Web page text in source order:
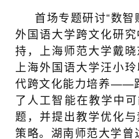
首场专题研讨“数
外国语大学跨文化研
持，上海师范大学戴晓
上海外国语大学汪小
代跨文化能力培养——
了人工智能在教学中
题，并提出教学优化
策略。湖南师范大学曾